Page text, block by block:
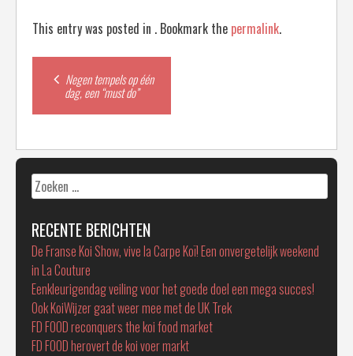
This entry was posted in . Bookmark the permalink.
Post
navigation
Negen tempels op één
dag, een “must do”
Zoeken
naar:
RECENTE BERICHTEN
De Franse Koi Show, vive la Carpe Koï! Een onvergetelijk weekend
in La Couture
Eenkleurigendag veiling voor het goede doel een mega succes!
Ook KoiWijzer gaat weer mee met de UK Trek
FD FOOD reconquers the koi food market
FD FOOD herovert de koi voer markt